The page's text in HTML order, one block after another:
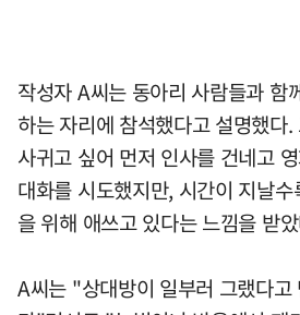
작성자 A씨는 동아리 사람들과 함
하는 자리에 참석했다고 설명했다
사귀고 싶어 먼저 인사를 건네고
대화를 시도했지만, 시간이 지날
을 위해 애쓰고 있다는 느낌을 받
A씨는 "상대방이 일부러 그랬다고